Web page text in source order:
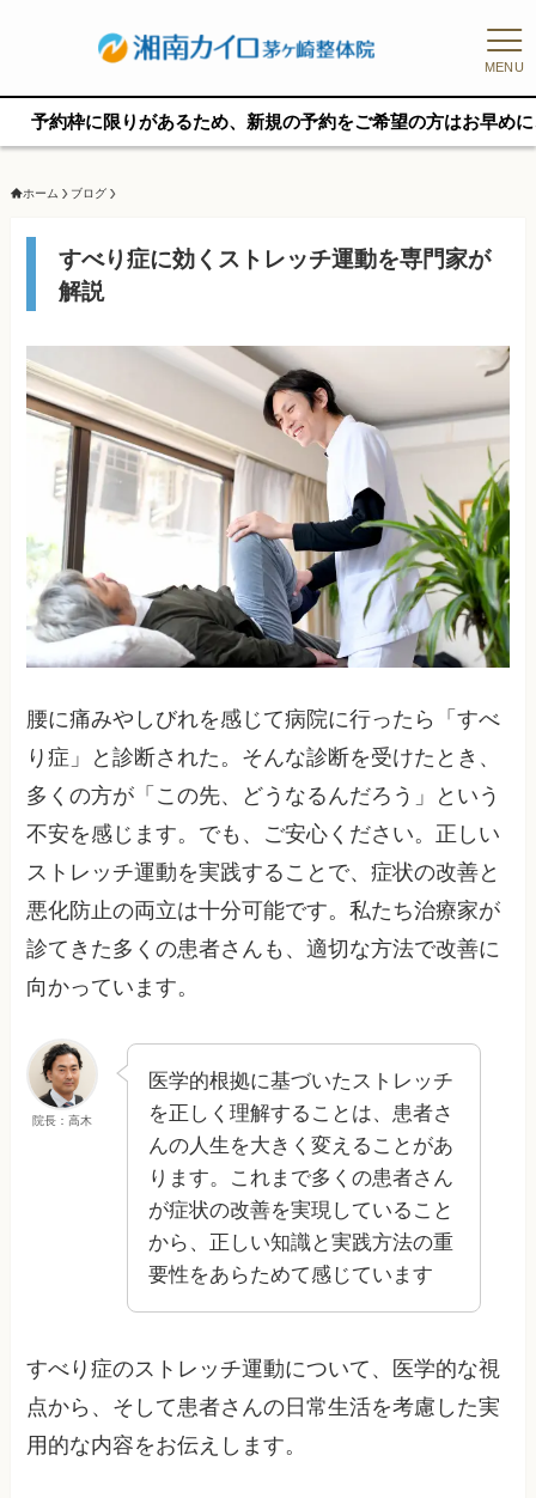
MENU
りがあるため、新規の予約をご希望の方はお早めにご相談くだ
ホーム ブログ
すべり症に効くストレッチ運動を専門家が
解説
腰に痛みやしびれを感じて病院に行ったら「すべ
り症」と診断された。そんな診断を受けたとき、
多くの方が「この先、どうなるんだろう」という
不安を感じます。でも、ご安心ください。正しい
ストレッチ運動を実践することで、症状の改善と
悪化防止の両立は十分可能です。私たち治療家が
診てきた多くの患者さんも、適切な方法で改善に
向かっています。
院長：高木
医学的根拠に基づいたストレッチ
を正しく理解することは、患者さ
んの人生を大きく変えることがあ
ります。これまで多くの患者さん
が症状の改善を実現していること
から、正しい知識と実践方法の重
要性をあらためて感じています
すべり症のストレッチ運動について、医学的な視
点から、そして患者さんの日常生活を考慮した実
用的な内容をお伝えします。